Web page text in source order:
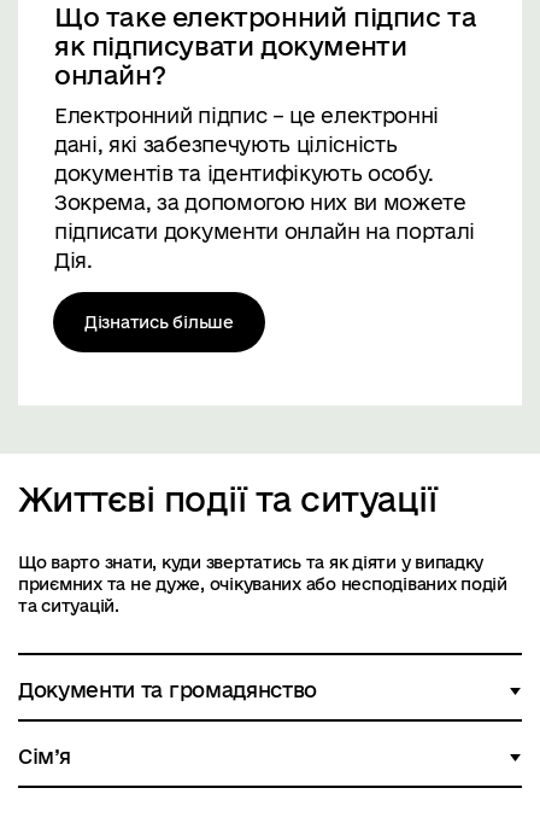
Що таке електронний підпис та
як підписувати документи
онлайн?
Електронний підпис – це електронні
дані, які забезпечують цілісність
документів та ідентифікують особу.
Зокрема, за допомогою них ви можете
підписати документи онлайн на порталі
Дія.
Дізнатись більше
Життєві події та ситуації
Що варто знати, куди звертатись та як діяти у випадку
приємних та не дуже, очікуваних або несподіваних подій
та ситуацій.
Документи та громадянство
Сім’я